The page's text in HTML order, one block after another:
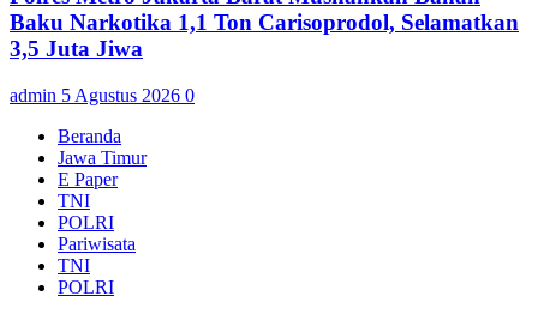
Baku Narkotika 1,1 Ton Carisoprodol, Selamatkan
3,5 Juta Jiwa
admin 5 Agustus 2026 0
Beranda
Jawa Timur
E Paper
TNI
POLRI
Pariwisata
TNI
POLRI